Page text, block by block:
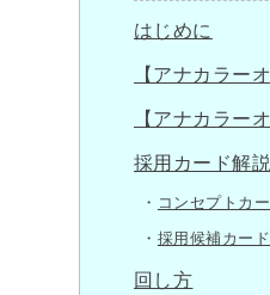
はじめに
【アナカラー
【アナカラー
採用カード解説
コンセプトカ
採用候補カード
回し方